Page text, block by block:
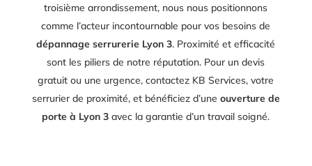
troisième arrondissement, nous nous positionnons
comme l’acteur incontournable pour vos besoins de
dépannage serrurerie Lyon 3. Proximité et efficacité
sont les piliers de notre réputation. Pour un devis
gratuit ou une urgence, contactez KB Services, votre
serrurier de proximité, et bénéficiez d’une ouverture de
porte à Lyon 3 avec la garantie d’un travail soigné.